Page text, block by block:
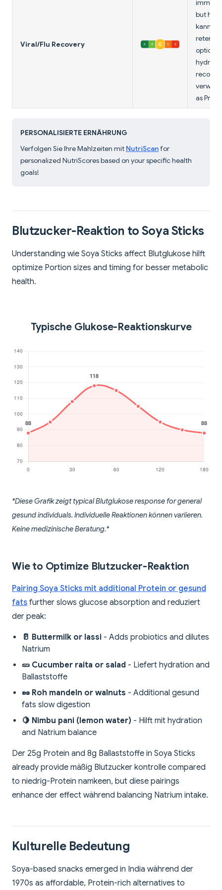
Viral/Flu Recovery
but
kann
options
as
PERSONALISIERTE ERNÄHRUNG
Verfolgen Sie Ihre Mahlzeiten mit NutriScanfor
personalized NutriScores based on your specific health
goals!
Blutzucker-Reaktion to Soya Sticks
Understanding wie Soya Sticks affect Blutglukose hilft
optimize Portion sizes and timing for besser metabolic
health.
Typische Glukose-Reaktionskurve
*Diese Grafik zeigt typical Blutglukose response for general
gesund individuals. Individuelle Reaktionen können variieren.
Keine medizinische Beratung.*
Wie to Optimize Blutzucker-Reaktion
Pairing Soya Sticks mit additional Protein or gesund
fats further slows glucose absorption and reduziert
der peak:
🥛 Buttermilk or lassi - Adds probiotics and dilutes
Natrium
🥒 Cucumber raita or salad - Liefert hydration and
Ballaststoffe
🥜 Roh mandeln or walnuts - Additional gesund
fats slow digestion
🍋 Nimbu pani (lemon water) - Hilft mit hydration
and Natrium balance
Der 25g Protein and 8g Ballaststoffe in Soya Sticks
already provide mäßig Blutzucker kontrolle compared
to niedrig-Protein namkeen, but diese pairings
enhance der effect während balancing Natrium intake.
Kulturelle Bedeutung
Soya-based snacks emerged in India während der
1970s as affordable, Protein-rich alternatives to